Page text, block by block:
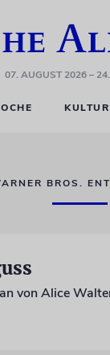
07. AUGUST 2026–
KULTUR
BROS.